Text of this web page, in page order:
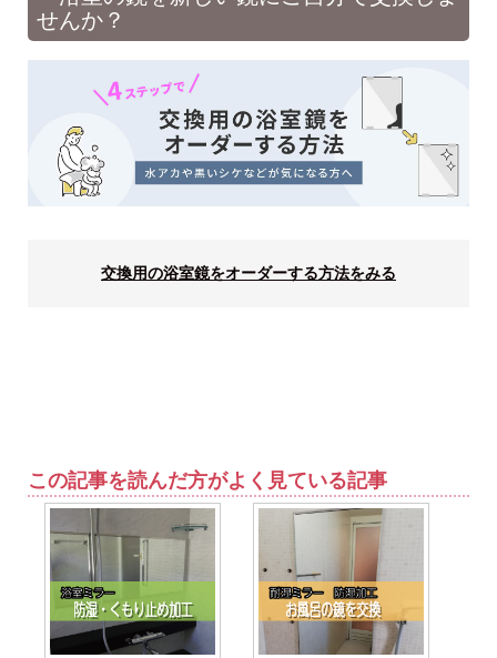
せんか？
交換用の浴室鏡をオーダーする方法をみる
この記事を読んだ方がよく見ている記事